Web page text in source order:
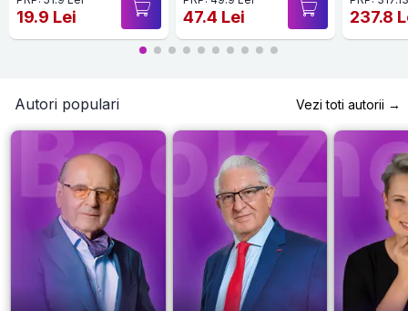
19.9 Lei 47.4 Lei 237.8
Autori populari Vezi toti autorii →